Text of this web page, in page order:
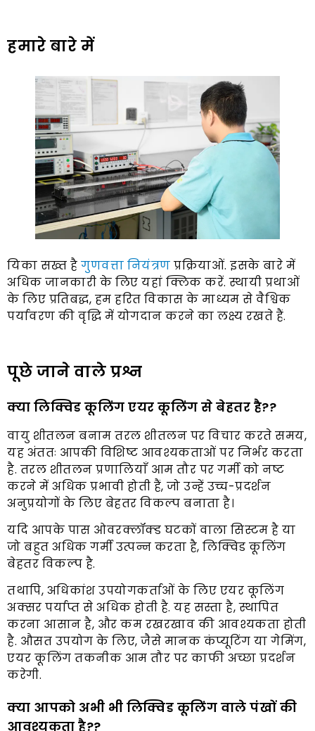
हमारे बारे में
यिका सख्त है गुणवत्ता नियंत्रण प्रक्रियाओं. इसके बारे में
अधिक जानकारी के लिए यहां क्लिक करें. स्थायी प्रथाओं
के लिए प्रतिबद्ध, हम हरित विकास के माध्यम से वैश्विक
पर्यावरण की वृद्धि में योगदान करने का लक्ष्य रखते हैं.
पूछे जाने वाले प्रश्न
क्या लिक्विड कूलिंग एयर कूलिंग से बेहतर है??
वायु शीतलन बनाम तरल शीतलन पर विचार करते समय,
यह अंततः आपकी विशिष्ट आवश्यकताओं पर निर्भर करता
है. तरल शीतलन प्रणालियाँ आम तौर पर गर्मी को नष्ट
करने में अधिक प्रभावी होती हैं, जो उन्हें उच्च-प्रदर्शन
अनुप्रयोगों के लिए बेहतर विकल्प बनाता है।
यदि आपके पास ओवरक्लॉक्ड घटकों वाला सिस्टम है या
जो बहुत अधिक गर्मी उत्पन्न करता है, लिक्विड कूलिंग
बेहतर विकल्प है.
तथापि, अधिकांश उपयोगकर्ताओं के लिए एयर कूलिंग
अक्सर पर्याप्त से अधिक होती है. यह सस्ता है, स्थापित
करना आसान है, और कम रखरखाव की आवश्यकता होती
है. औसत उपयोग के लिए, जैसे मानक कंप्यूटिंग या गेमिंग,
एयर कूलिंग तकनीक आम तौर पर काफी अच्छा प्रदर्शन
करेगी.
क्या आपको अभी भी लिक्विड कूलिंग वाले पंखों की
आवश्यकता है??